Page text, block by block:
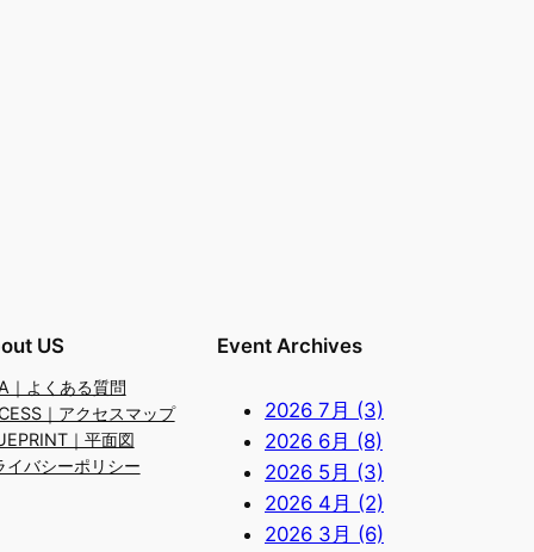
US
｜よくある質問
｜アクセスマップ
｜平面図
イバシーポリシー
Event Archives
2026 7月 (3)
2026 6月 (8)
2026 5月 (3)
2026 4月 (2)
2026 3月 (6)